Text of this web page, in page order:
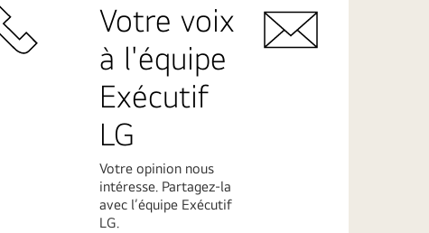
Votre voix
à l'équipe
Exécutif
LG
Votre opinion nous
intéresse. Partagez-la
avec l’équipe Exécutif
LG.